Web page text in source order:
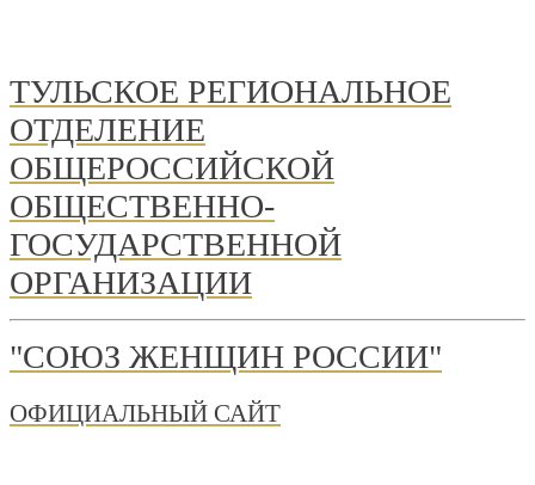
ТУЛЬСКОЕ РЕГИОНАЛЬНОЕ
ОТДЕЛЕНИЕ
ОБЩЕРОССИЙСКОЙ
ОБЩЕСТВЕННО-
ГОСУДАРСТВЕННОЙ
ОРГАНИЗАЦИИ
"СОЮЗ ЖЕНЩИН РОССИИ"
ОФИЦИАЛЬНЫЙ САЙТ